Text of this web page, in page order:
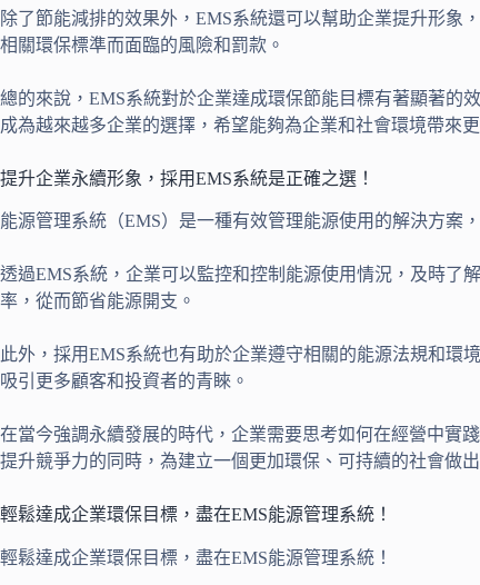
除了節能減排的效果外，EMS系統還可以幫助企業提升形
相關環保標準而面臨的風險和罰款。
總的來說，EMS系統對於企業達成環保節能目標有著顯著的
成為越來越多企業的選擇，希望能夠為企業和社會環境帶來
提升企業永續形象，採用EMS系統是正確之選！
能源管理系統（EMS）是一種有效管理能源使用的解決方案
透過EMS系統，企業可以監控和控制能源使用情況，及時了
率，從而節省能源開支。
此外，採用EMS系統也有助於企業遵守相關的能源法規和環
吸引更多顧客和投資者的青睞。
在當今強調永續發展的時代，企業需要思考如何在經營中實
提升競爭力的同時，為建立一個更加環保、可持續的社會做出
輕鬆達成企業環保目標，盡在EMS能源管理系統！
輕鬆達成企業環保目標，盡在EMS能源管理系統！